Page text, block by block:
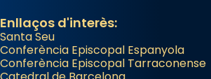
Enllaços d'interès:
Santa Seu
Conferència Episcopal Espanyola
Conferència Episcopal Tarraconense